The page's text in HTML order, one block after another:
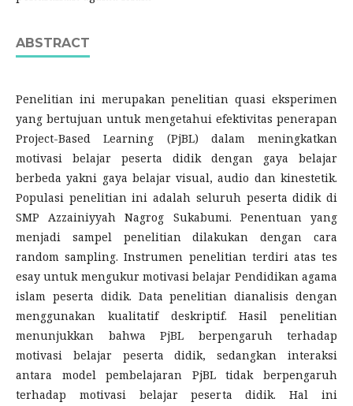
ABSTRACT
Penelitian ini merupakan penelitian quasi eksperimen
yang bertujuan untuk mengetahui efektivitas penerapan
Project-Based Learning (PjBL) dalam meningkatkan
motivasi belajar peserta didik dengan gaya belajar
berbeda yakni gaya belajar visual, audio dan kinestetik.
Populasi penelitian ini adalah seluruh peserta didik di
SMP Azzainiyyah Nagrog Sukabumi. Penentuan yang
menjadi sampel penelitian dilakukan dengan cara
random sampling. Instrumen penelitian terdiri atas tes
esay untuk mengukur motivasi belajar Pendidikan agama
islam peserta didik. Data penelitian dianalisis dengan
menggunakan kualitatif deskriptif. Hasil penelitian
menunjukkan bahwa PjBL berpengaruh terhadap
motivasi belajar peserta didik, sedangkan interaksi
antara model pembelajaran PjBL tidak berpengaruh
terhadap motivasi belajar peserta didik. Hal ini